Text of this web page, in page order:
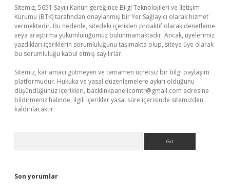
Sitemiz, 5651 Sayılı Kanun gereğince Bilgi Teknolojileri ve İletişim
Kurumu (BTK) tarafından onaylanmış bir Yer Sağlayıcı olarak hizmet
vermektedir. Bu nedenle, sitedeki içerikleri proaktif olarak denetleme
veya araştırma yükümlülüğümüz bulunmamaktadır. Ancak, üyelerimiz
yazdıkları içeriklerin sorumluluğunu taşımakta olup, siteye üye olarak
bu sorumluluğu kabul etmiş sayılırlar.
Sitemiz, kar amacı gütmeyen ve tamamen ücretsiz bir bilgi paylaşım
platformudur. Hukuka ve yasal düzenlemelere aykırı olduğunu
düşündüğünüz içerikleri, backlinkpanelicomtr@gmail.com adresine
bildirmeniz halinde, ilgili içerikler yasal süre içerisinde sitemizden
kaldırılacaktır.
Son yorumlar